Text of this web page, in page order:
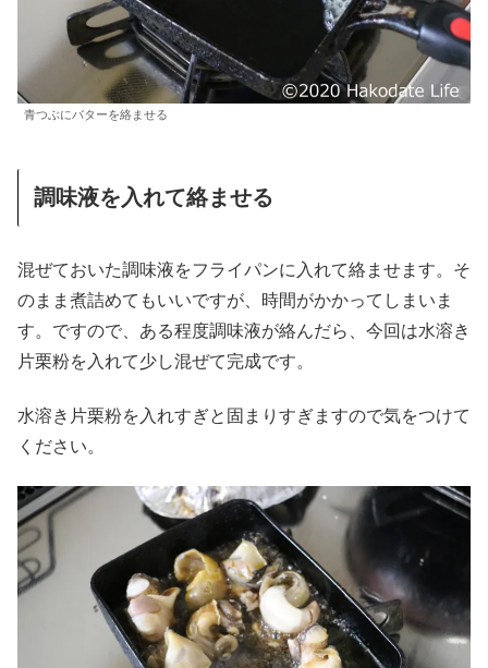
青つぶにバターを絡ませる
調味液を入れて絡ませる
混ぜておいた調味液をフライパンに入れて絡ませます。そ
のまま煮詰めてもいいですが、時間がかかってしまいま
す。ですので、ある程度調味液が絡んだら、今回は水溶き
片栗粉を入れて少し混ぜて完成です。
水溶き片栗粉を入れすぎと固まりすぎますので気をつけて
ください。